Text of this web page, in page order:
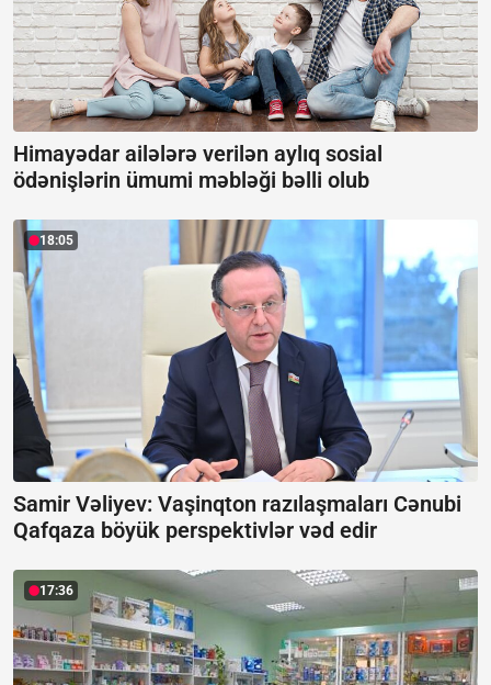
Himayədar ailələrə verilən aylıq sosial
ödənişlərin ümumi məbləği bəlli olub
18:05
Samir Vəliyev: Vaşinqton razılaşmaları Cənubi
Qafqaza böyük perspektivlər vəd edir
17:36